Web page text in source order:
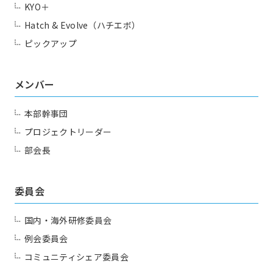
KYO＋
Hatch & Evolve（ハチエボ）
ピックアップ
メンバー
本部幹事団
プロジェクトリーダー
部会長
委員会
国内・海外研修委員会
例会委員会
コミュニティシェア委員会